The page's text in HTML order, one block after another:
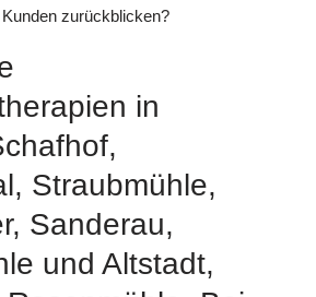
zurückblicken?
in
Straubmühle,
Sanderau,
und Altstadt,